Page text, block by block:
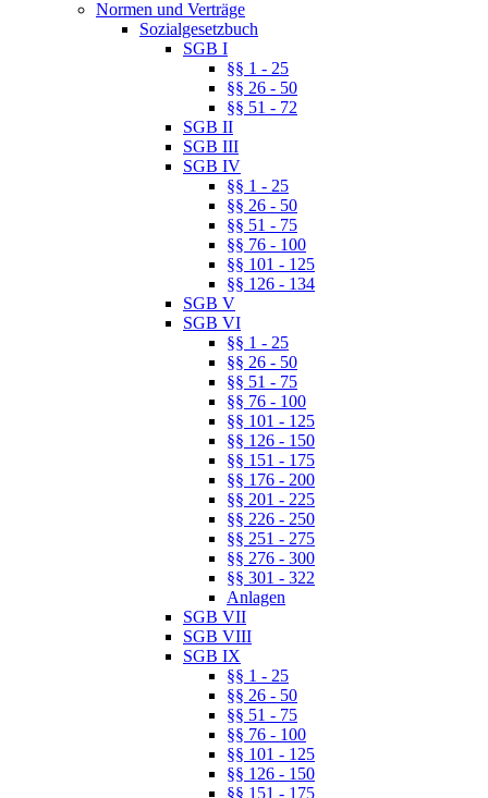
Normen und Verträge
Sozialgesetzbuch
SGB I
§§ 1 - 25
§§ 26 - 50
§§ 51 - 72
SGB II
SGB III
SGB IV
§§ 1 - 25
§§ 26 - 50
§§ 51 - 75
§§ 76 - 100
§§ 101 - 125
§§ 126 - 134
SGB V
SGB VI
§§ 1 - 25
§§ 26 - 50
§§ 51 - 75
§§ 76 - 100
§§ 101 - 125
§§ 126 - 150
§§ 151 - 175
§§ 176 - 200
§§ 201 - 225
§§ 226 - 250
§§ 251 - 275
§§ 276 - 300
§§ 301 - 322
Anlagen
SGB VII
SGB VIII
SGB IX
§§ 1 - 25
§§ 26 - 50
§§ 51 - 75
§§ 76 - 100
§§ 101 - 125
§§ 126 - 150
§§ 151 - 175